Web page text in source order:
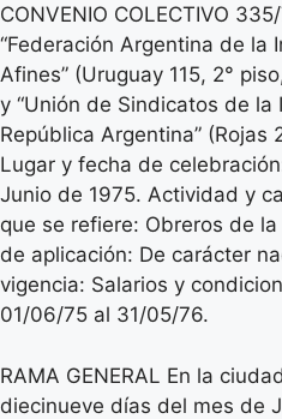
CONVENIO COLECTIVO
“Federación Argentina de la
Afines” (Uruguay 115, 2°
y “Unión de Sindicatos de
República Argentina” (Rojas
Lugar y fecha de
Junio de 1975. Actividad y
que se refiere: Obreros de
de aplicación: De carácter
vigencia: Salarios y
01/06/75 al 31/05/76.
RAMA GENERAL En la
diecinueve días del mes de